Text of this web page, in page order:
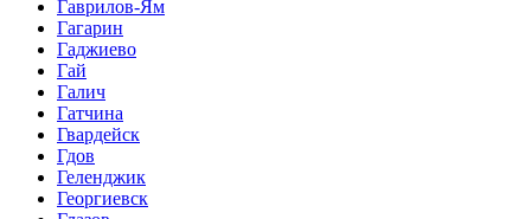
Гаврилов-Ям
Гагарин
Гаджиево
Гай
Галич
Гатчина
Гвардейск
Гдов
Геленджик
Георгиевск